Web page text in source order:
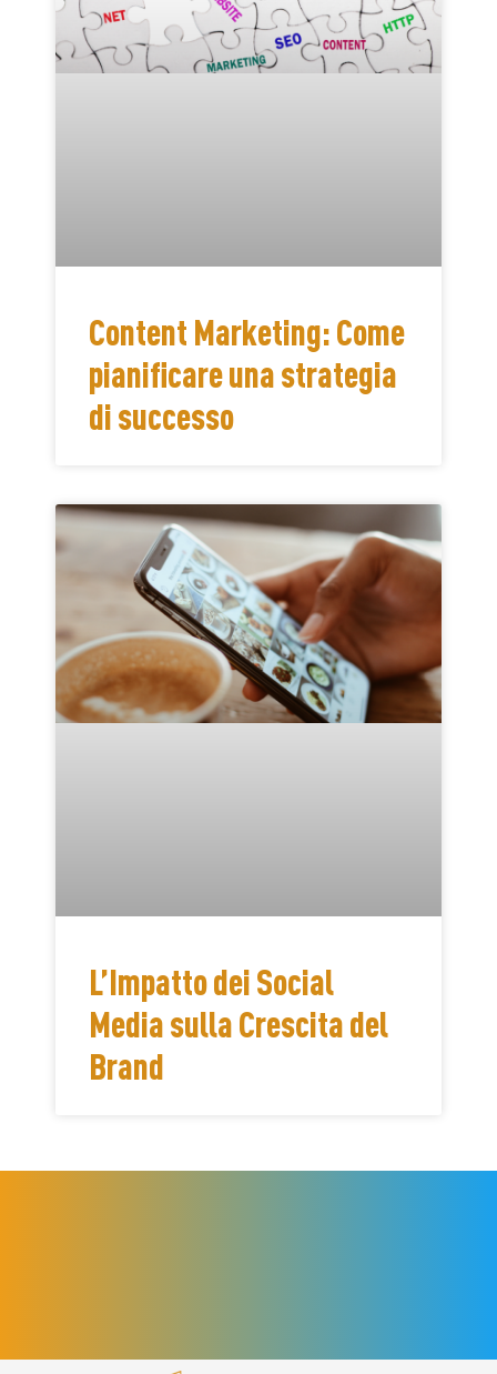
Content Marketing: Come
pianificare una strategia
di successo
L’Impatto dei Social
Media sulla Crescita del
Brand